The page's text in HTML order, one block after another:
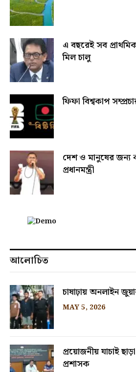
এ বছরেই সব
মিল চালু
ফিফা বিশ্বকাপ
দেশ ও মানুষের জন্য
প্রধানমন্ত্রী
আলোচিত
চাষাঢ়ায় অনলাইন
MAY 5, 2026
প্রয়োজনীয় যাচাই
প্রশাসক